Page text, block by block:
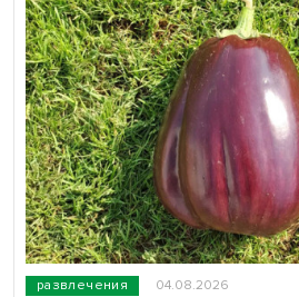
развлечения 04.08.2026